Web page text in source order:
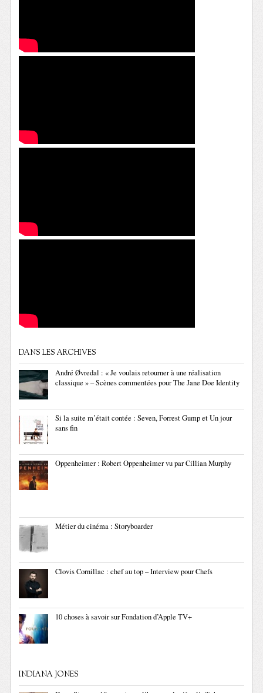
DANS LES ARCHIVES
André Øvredal : « Je voulais retourner à une réalisation
classique » – Scènes commentées pour The Jane Doe Identity
Si la suite m’était contée : Seven, Forrest Gump et Un jour
sans fin
Oppenheimer : Robert Oppenheimer vu par Cillian Murphy
Métier du cinéma : Storyboarder
Clovis Cornillac : chef au top – Interview pour Chefs
10 choses à savoir sur Fondation d’Apple TV+
INDIANA JONES